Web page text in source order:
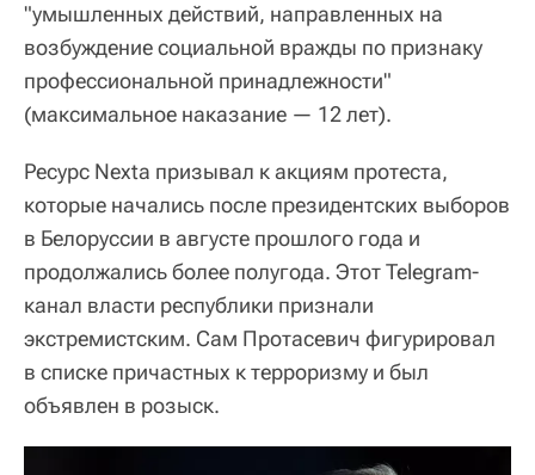
"умышленных действий, направленных на
возбуждение социальной вражды по признаку
профессиональной принадлежности"
(максимальное наказание — 12 лет).
Ресурс Nexta призывал к акциям протеста,
которые начались после президентских выборов
в Белоруссии в августе прошлого года и
продолжались более полугода. Этот Telegram-
канал власти республики признали
экстремистским. Сам Протасевич фигурировал
в списке причастных к терроризму и был
объявлен в розыск.